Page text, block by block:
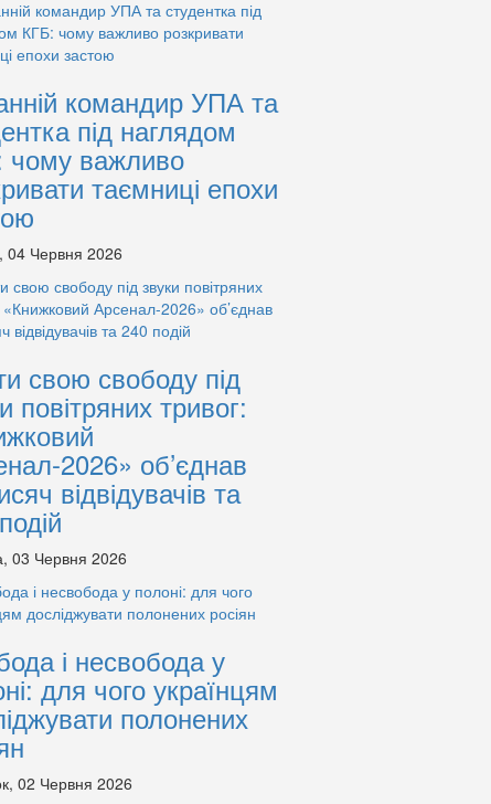
командир УПА та
під наглядом
чому важливо
таємниці епохи
04 Червня 2026
свою свободу під
повітряних тривог:
2026» об’єднав
відвідувачів та
03 Червня 2026
і несвобода у
для чого українцям
полонених
02 Червня 2026